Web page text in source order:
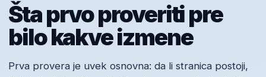
Šta prvo proveriti pre
bilo kakve izmene
Prva provera je uvek osnovna: da li stranica postoji,